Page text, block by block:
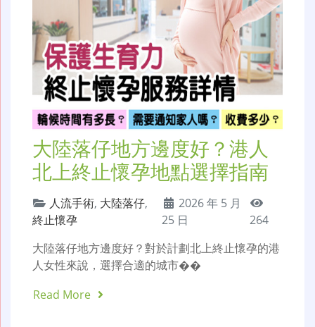
大陸落仔地方邊度好？港人
北上終止懷孕地點選擇指南
人流手術, 大陸落仔,
終止懷孕
2026 年 5 月
25 日
264
大陸落仔地方邊度好？對於計劃北上終止懷孕的港
人女性來說，選擇合適的城市��
Read More